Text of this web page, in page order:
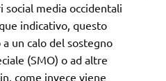
social media occidentali
indicativo, questo
un calo del sostegno
(SMO) o ad altre
come invece viene